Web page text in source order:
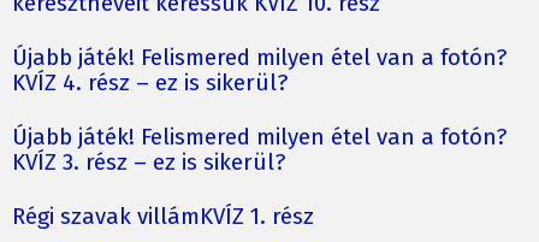
Újabb játék! Felismered milyen étel van a fotón?
KVÍZ 4. rész – ez is sikerül?
Újabb játék! Felismered milyen étel van a fotón?
KVÍZ 3. rész – ez is sikerül?
Régi szavak villámKVÍZ 1. rész